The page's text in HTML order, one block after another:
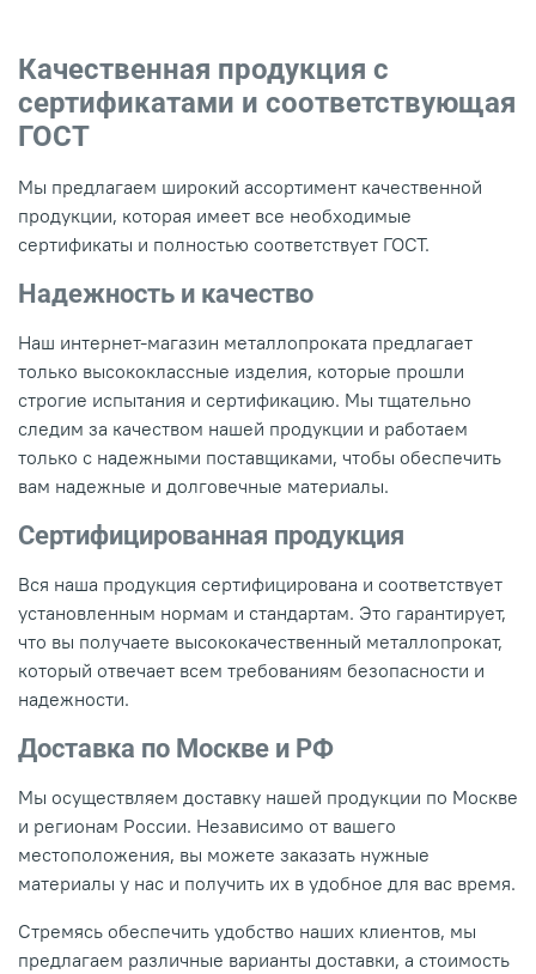
Качественная продукция с
сертификатами и соответствующая
ГОСТ
Мы предлагаем широкий ассортимент качественной
продукции, которая имеет все необходимые
сертификаты и полностью соответствует ГОСТ.
Надежность и качество
Наш интернет-магазин металлопроката предлагает
только высококлассные изделия, которые прошли
строгие испытания и сертификацию. Мы тщательно
следим за качеством нашей продукции и работаем
только с надежными поставщиками, чтобы обеспечить
вам надежные и долговечные материалы.
Сертифицированная продукция
Вся наша продукция сертифицирована и соответствует
установленным нормам и стандартам. Это гарантирует,
что вы получаете высококачественный металлопрокат,
который отвечает всем требованиям безопасности и
надежности.
Доставка по Москве и РФ
Мы осуществляем доставку нашей продукции по Москве
и регионам России. Независимо от вашего
местоположения, вы можете заказать нужные
материалы у нас и получить их в удобное для вас время.
Стремясь обеспечить удобство наших клиентов, мы
предлагаем различные варианты доставки, а стоимость